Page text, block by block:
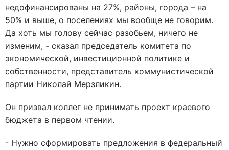
недофинансированы на 27%, районы, города – на
50% и выше, о поселениях мы вообще не говорим.
Да хоть мы голову сейчас разобьем, ничего не
изменим, - сказал председатель комитета по
экономической, инвестиционной политике и
собственности, представитель коммунистической
партии Николай Мерзликин.
Он призвал коллег не принимать проект краевого
бюджета в первом чтении.
- Нужно сформировать предложения в федеральный